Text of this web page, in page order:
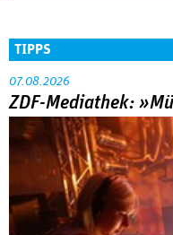
TIPPS
07.08.2026
ZDF-Mediathek: